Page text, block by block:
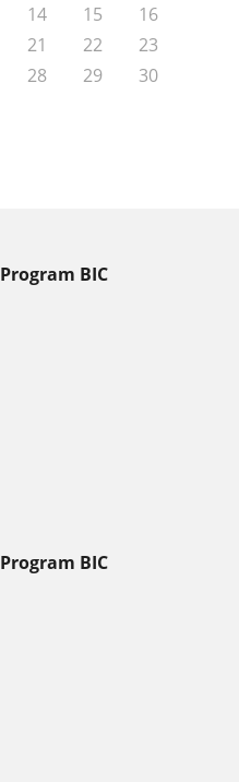
14 15
16
21 22
23
28 29
30
Program BIC
Program BIC